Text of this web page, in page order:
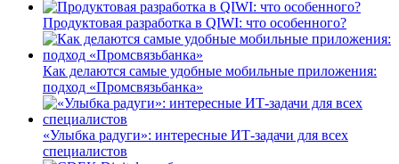
Продуктовая разработка в QIWI: что особенного?
Как делаются самые удобные мобильные приложения:
подход «Промсвязьбанка»
«Улыбка радуги»: интересные ИТ-задачи для всех
специалистов